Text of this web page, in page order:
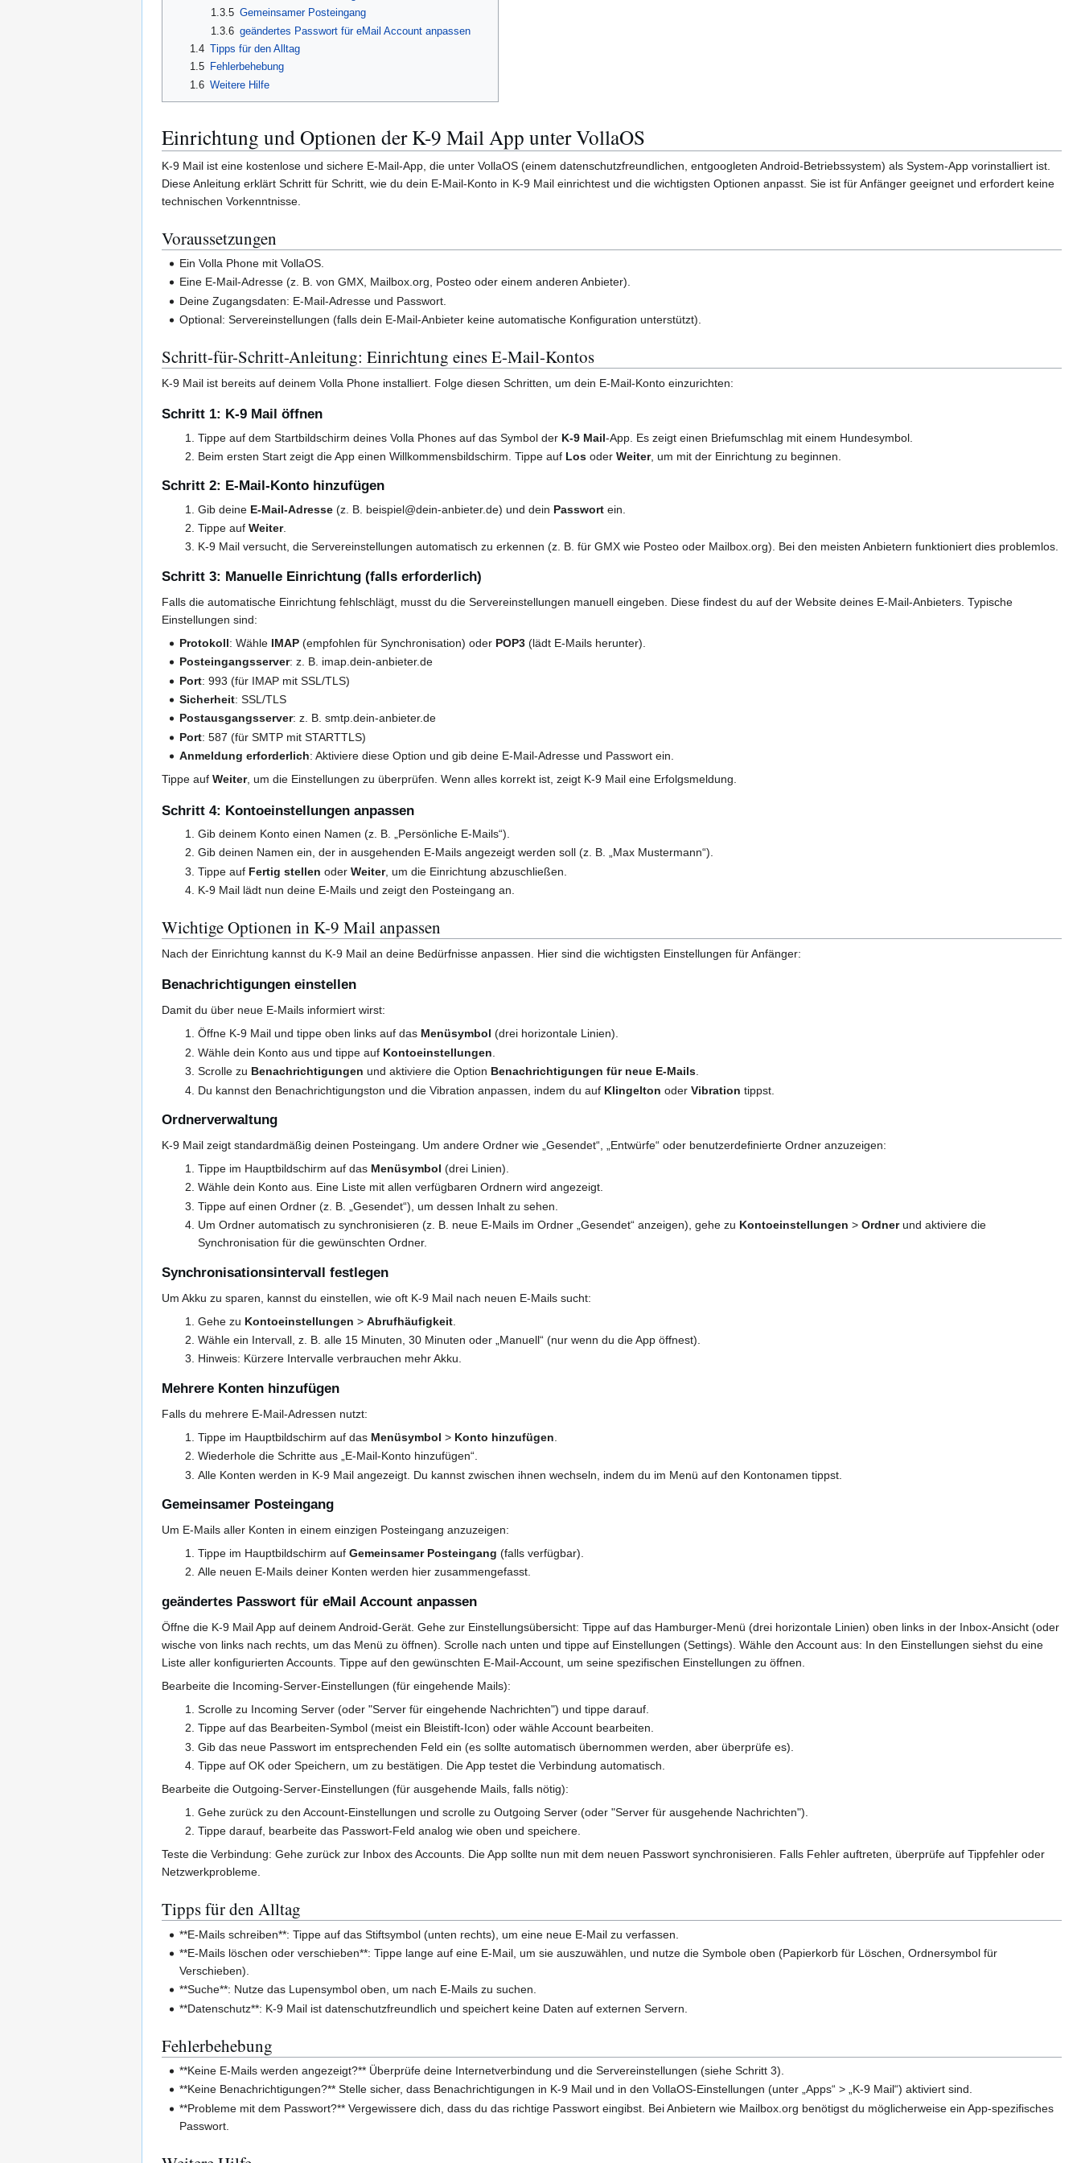
1.3.5 Gemeinsamer Posteingang
1.3.6 geändertes Passwort für eMail Account anpassen
1.4 Tipps für den Alltag
1.5
Fehlerbehebung
1.6 Weitere Hilfe
Einrichtung und Optionen der K-9 Mail App unter VollaOS
K-9 Mail ist eine kostenlose und sichere E-Mail-App, die unter VollaOS (einem datenschutzfreundlichen, entgoogleten Android-Betriebssystem) als System-App vorinstalliert ist.
Diese Anleitung erklärt Schritt für Schritt, wie du dein E-Mail-Konto in K-9 Mail einrichtest und die wichtigsten Optionen anpasst. Sie ist für Anfänger geeignet und erfordert keine
technischen Vorkenntnisse.
Voraussetzungen
Ein Volla Phone mit VollaOS.
Eine E-Mail-Adresse (z. B. von GMX, Mailbox.org, Posteo oder einem anderen Anbieter).
Deine Zugangsdaten: E-Mail-Adresse und Passwort.
Optional: Servereinstellungen (falls dein E-Mail-Anbieter keine automatische Konfiguration unterstützt).
Schritt-für-Schritt-Anleitung: Einrichtung eines E-Mail-Kontos
K-9 Mail ist bereits auf deinem Volla Phone installiert. Folge diesen Schritten, um dein E-Mail-Konto einzurichten:
Schritt 1: K-9 Mail öffnen
Tippe auf dem Startbildschirm deines Volla Phones auf das Symbol der K-9 Mail-App. Es zeigt einen Briefumschlag mit einem Hundesymbol.
Beim ersten Start zeigt die App einen Willkommensbildschirm. Tippe auf Losoder Weiter, um mit der Einrichtung zu beginnen.
Schritt 2: E-Mail-Konto hinzufügen
Gib deine E-Mail-Adresse(z. B. beispiel@dein-anbieter.de) und dein Passwortein.
Tippe auf Weiter.
K-9 Mail versucht, die Servereinstellungen automatisch zu erkennen (z. B. für GMX wie Posteo oder Mailbox.org). Bei den meisten Anbietern funktioniert dies problemlos.
Schritt 3: Manuelle Einrichtung (falls erforderlich)
Falls die automatische Einrichtung fehlschlägt, musst du die Servereinstellungen manuell eingeben. Diese findest du auf der Website deines E-Mail-Anbieters. Typische
Einstellungen sind:
Protokoll: Wähle IMAP (empfohlen für Synchronisation) oder POP3 (lädt E-Mails herunter).
Posteingangsserver: z. B. imap.dein-anbieter.de
Port: 993 (für IMAP mit SSL/TLS)
Sicherheit: SSL/TLS
Postausgangsserver: z. B. smtp.dein-anbieter.de
Port: 587 (für SMTP mit STARTTLS)
Anmeldung erforderlich: Aktiviere diese Option und gib deine E-Mail-Adresse und Passwort ein.
Tippe auf Weiter, um die Einstellungen zu überprüfen. Wenn alles korrekt ist, zeigt K-9 Mail eine Erfolgsmeldung.
Schritt 4: Kontoeinstellungen anpassen
Gib deinem Konto einen Namen (z. B. „Persönliche E-Mails“).
Gib deinen Namen ein, der in ausgehenden E-Mails angezeigt werden soll (z. B. „Max Mustermann“).
Tippe auf Fertig stellen oder Weiter, um die Einrichtung abzuschließen.
K-9 Mail lädt nun deine E-Mails und zeigt den Posteingang an.
Wichtige Optionen in K-9 Mail anpassen
Nach der Einrichtung kannst du K-9 Mail an deine Bedürfnisse anpassen. Hier sind die wichtigsten Einstellungen für Anfänger:
Benachrichtigungen einstellen
Damit du über neue E-Mails informiert wirst:
Öffne K-9 Mail und tippe oben links auf das Menüsymbol (drei horizontale Linien).
Wähle dein Konto aus und tippe auf Kontoeinstellungen
Scrolle zu Benachrichtigungen und aktiviere die Option Benachrichtigungen für neue E-Mails.
Du kannst den Benachrichtigungston und die Vibration anpassen, indem du auf Klingelton oder Vibration tippst.
Ordnerverwaltung
K-9 Mail zeigt standardmäßig deinen Posteingang. Um andere Ordner wie „Gesendet“, „Entwürfe“ oder benutzerdefinierte Ordner anzuzeigen:
Tippe im Hauptbildschirm auf das Menüsymbol (drei Linien).
Wähle dein Konto aus. Eine Liste mit allen verfügbaren Ordnern wird angezeigt.
Tippe auf einen Ordner (z. B. „Gesendet“), um dessen Inhalt zu sehen.
Um Ordner automatisch zu synchronisieren (z. B. neue E-Mails im Ordner „Gesendet“ anzeigen), gehe zu Kontoeinstellungen > Ordnerund aktiviere die
Synchronisation für die gewünschten Ordner.
Synchronisationsintervall festlegen
Um Akku zu sparen, kannst du einstellen, wie oft K-9 Mail nach neuen E-Mails sucht:
Gehe zu Kontoeinstellungen > Abrufhäufigkeit.
Wähle ein Intervall, z. B. alle 15 Minuten, 30 Minuten oder „Manuell“ (nur wenn du die App öffnest).
Hinweis: Kürzere Intervalle verbrauchen mehr Akku.
Mehrere Konten hinzufügen
Falls du mehrere E-Mail-Adressen nutzt:
Tippe im Hauptbildschirm auf das Menüsymbol > Konto hinzufügen
Wiederhole die Schritte aus „E-Mail-Konto hinzufügen“.
Alle Konten werden in K-9 Mail angezeigt. Du kannst zwischen ihnen wechseln, indem du im Menü auf den Kontonamen tippst.
Gemeinsamer Posteingang
Um E-Mails aller Konten in einem einzigen Posteingang anzuzeigen:
Tippe im Hauptbildschirm auf Gemeinsamer Posteingang (falls verfügbar).
Alle neuen E-Mails deiner Konten werden hier zusammengefasst.
geändertes Passwort für eMail Account anpassen
Öffne die K-9 Mail App auf deinem Android-Gerät. Gehe zur Einstellungsübersicht: Tippe auf das Hamburger-Menü (drei horizontale Linien) oben links in der Inbox-Ansicht (oder
wische von links nach rechts, um das Menü zu öffnen). Scrolle nach unten und tippe auf Einstellungen (Settings). Wähle den Account aus: In den Einstellungen siehst du eine
Liste aller konfigurierten Accounts. Tippe auf den gewünschten E-Mail-Account, um seine spezifischen Einstellungen zu öffnen.
Bearbeite die Incoming-Server-Einstellungen (für eingehende Mails):
Scrolle zu Incoming Server (oder "Server für eingehende Nachrichten") und tippe darauf.
Tippe auf das Bearbeiten-Symbol (meist ein Bleistift-Icon) oder wähle Account bearbeiten.
Gib das neue Passwort im entsprechenden Feld ein (es sollte automatisch übernommen werden, aber überprüfe es).
Tippe auf OK oder Speichern, um zu bestätigen. Die App testet die Verbindung automatisch.
Bearbeite die Outgoing-Server-Einstellungen (für ausgehende Mails, falls nötig):
Gehe zurück zu den Account-Einstellungen und scrolle zu Outgoing Server (oder "Server für ausgehende Nachrichten").
Tippe darauf, bearbeite das Passwort-Feld analog wie oben und speichere.
Teste die Verbindung: Gehe zurück zur Inbox des Accounts. Die App sollte nun mit dem neuen Passwort synchronisieren. Falls Fehler auftreten, überprüfe auf Tippfehler oder
Netzwerkprobleme.
Tipps für den Alltag
**E-Mails schreiben**: Tippe auf das Stiftsymbol (unten rechts), um eine neue E-Mail zu verfassen.
**E-Mails löschen oder verschieben**: Tippe lange auf eine E-Mail, um sie auszuwählen, und nutze die Symbole oben (Papierkorb für Löschen, Ordnersymbol für
Verschieben).
**Suche**: Nutze das Lupensymbol oben, um nach E-Mails zu suchen.
**Datenschutz**: K-9 Mail ist datenschutzfreundlich und speichert keine Daten auf externen Servern.
Fehlerbehebung
**Keine E-Mails werden angezeigt?** Überprüfe deine Internetverbindung und die Servereinstellungen (siehe Schritt 3).
**Keine Benachrichtigungen?** Stelle sicher, dass Benachrichtigungen in K-9 Mail und in den VollaOS-Einstellungen (unter „Apps“ > „K-9 Mail“) aktiviert sind.
**Probleme mit dem Passwort?** Vergewissere dich, dass du das richtige Passwort eingibst. Bei Anbietern wie Mailbox.org benötigst du möglicherweise ein App-spezifisches
Passwort.